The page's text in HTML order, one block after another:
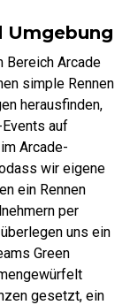
Umgebung
Bereich Arcade
simple Rennen
herausfinden,
auf
Arcade-
wir eigene
ein Rennen
per
uns ein
Green
gesetzt, ein